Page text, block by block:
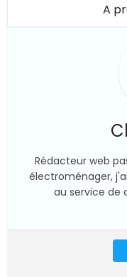
A
Rédacteur web
électroménager,
au service de